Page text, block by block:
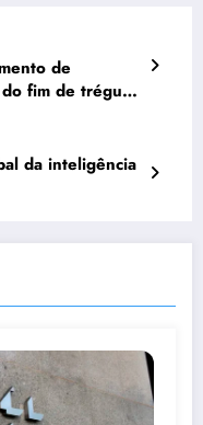
de
fim de trégua
da inteligência